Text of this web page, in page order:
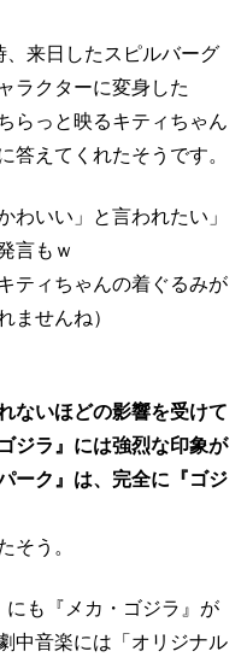
、来日したスピルバーグ
ラクターに変身した
らっと映るキティちゃん
答えてくれたそうです。
わいい」と言われたい」
言もｗ
ティちゃんの着ぐるみが
ませんね）
ないほどの影響を受けて
ジラ』には強烈な印象が
ーク』は、完全に『ゴジ
そう。
も『メカ・ゴジラ』が
中音楽には「オリジナル